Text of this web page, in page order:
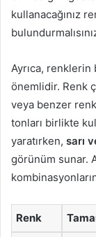
kullanacağınız
Ayrıca,
önemlidir. Renk
veya benzer
tonları birlikte
yaratırken, sarı
görünüm sunar.
Renk